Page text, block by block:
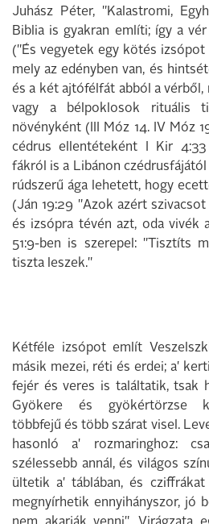
Juhász Péter, "Kalastromi,
Biblia is gyakran említi; így a
("És vegyetek egy kötés izsópot
mely az edényben van, és
és a két ajtófélfát abból a vérből,
vagy a bélpoklosok rituális
növényként (III Móz 14. IV Móz
cédrus ellentéteként I Kir
fákról is a Libánon
rúdszerű ága lehetett, hogy
(Ján 19:29 "Azok azért
és izsópra tévén azt, oda vivék
51:9-ben is szerepel: "Tisztíts
tiszta leszek."
Kétféle izsópot említ
másik mezei, réti és erdei; a'
fejér és veres is találtatik, tsak
Gyökere és gyökértörzse
többfejű és több szárat visel.
hasonló a' rozmaringhoz:
szélessebb annál, és világos
ültetik a' táblában, és
megnyírhetik ennyihányszor, jó